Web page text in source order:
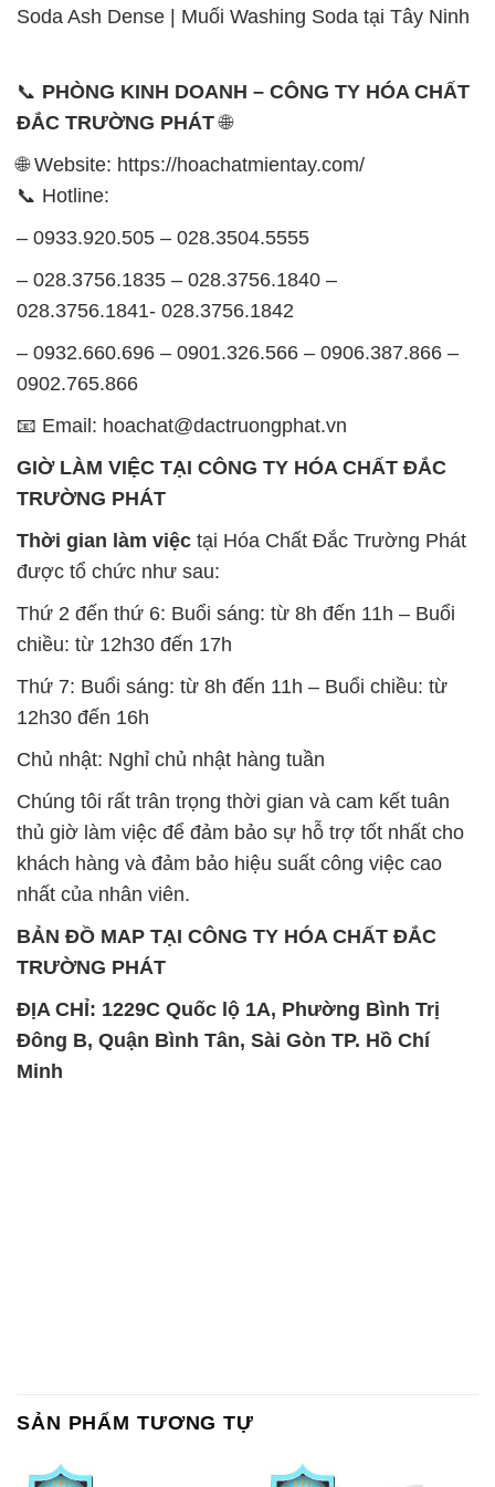
Soda Ash Dense | Muối Washing Soda tại Tây Ninh
📞 PHÒNG KINH DOANH – CÔNG TY HÓA CHẤT
ĐẮC TRƯỜNG PHÁT🌐
🌐 Website: https://hoachatmientay.com/
📞 Hotline:
– 0933.920.505 – 028.3504.5555
– 028.3756.1835 – 028.3756.1840 –
028.3756.1841- 028.3756.1842
– 0932.660.696 – 0901.326.566 – 0906.387.866 –
0902.765.866
📧 Email: hoachat@dactruongphat.vn
GIỜ LÀM VIỆC TẠI CÔNG TY HÓA CHẤT ĐẮC
TRƯỜNG PHÁT
Thời gian làm việc tại Hóa Chất Đắc Trường Phát
được tổ chức như sau:
Thứ 2 đến thứ 6: Buổi sáng: từ 8h đến 11h – Buổi
chiều: từ 12h30 đến 17h
Thứ 7: Buổi sáng: từ 8h đến 11h – Buổi chiều: từ
12h30 đến 16h
Chủ nhật: Nghỉ chủ nhật hàng tuần
Chúng tôi rất trân trọng thời gian và cam kết tuân
thủ giờ làm việc để đảm bảo sự hỗ trợ tốt nhất cho
khách hàng và đảm bảo hiệu suất công việc cao
nhất của nhân viên.
BẢN ĐỒ MAP TẠI CÔNG TY HÓA CHẤT ĐẮC
TRƯỜNG PHÁT
ĐỊA CHỈ: 1229C Quốc lộ 1A, Phường Bình Trị
Đông B, Quận Bình Tân, Sài Gòn TP. Hồ Chí
Minh
SẢN PHẨM TƯƠNG TỰ